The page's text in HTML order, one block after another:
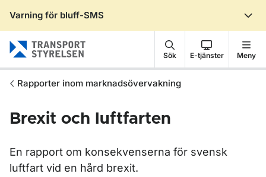
Varning för bluff-SMS
Sök E-tjänster Meny
Rapporter inom marknadsövervakning
Brexit och luftfarten
En rapport om konsekvenserna för svensk
luftfart vid en hård brexit.